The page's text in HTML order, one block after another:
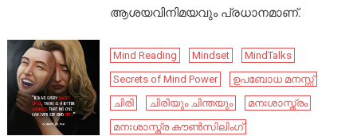
ആശയവിനിമയവും പ്രധാനമാണ്.
Mind Reading Mindset
MindTalks
Secrets of Mind Power
ഉപബോധ മനസ്സ്
ചിരി
ചിരിയും ചിന്തയും
മനഃശാസ്ത്രം
മനഃശാസ്ത്ര കൗൺസിലിംഗ്